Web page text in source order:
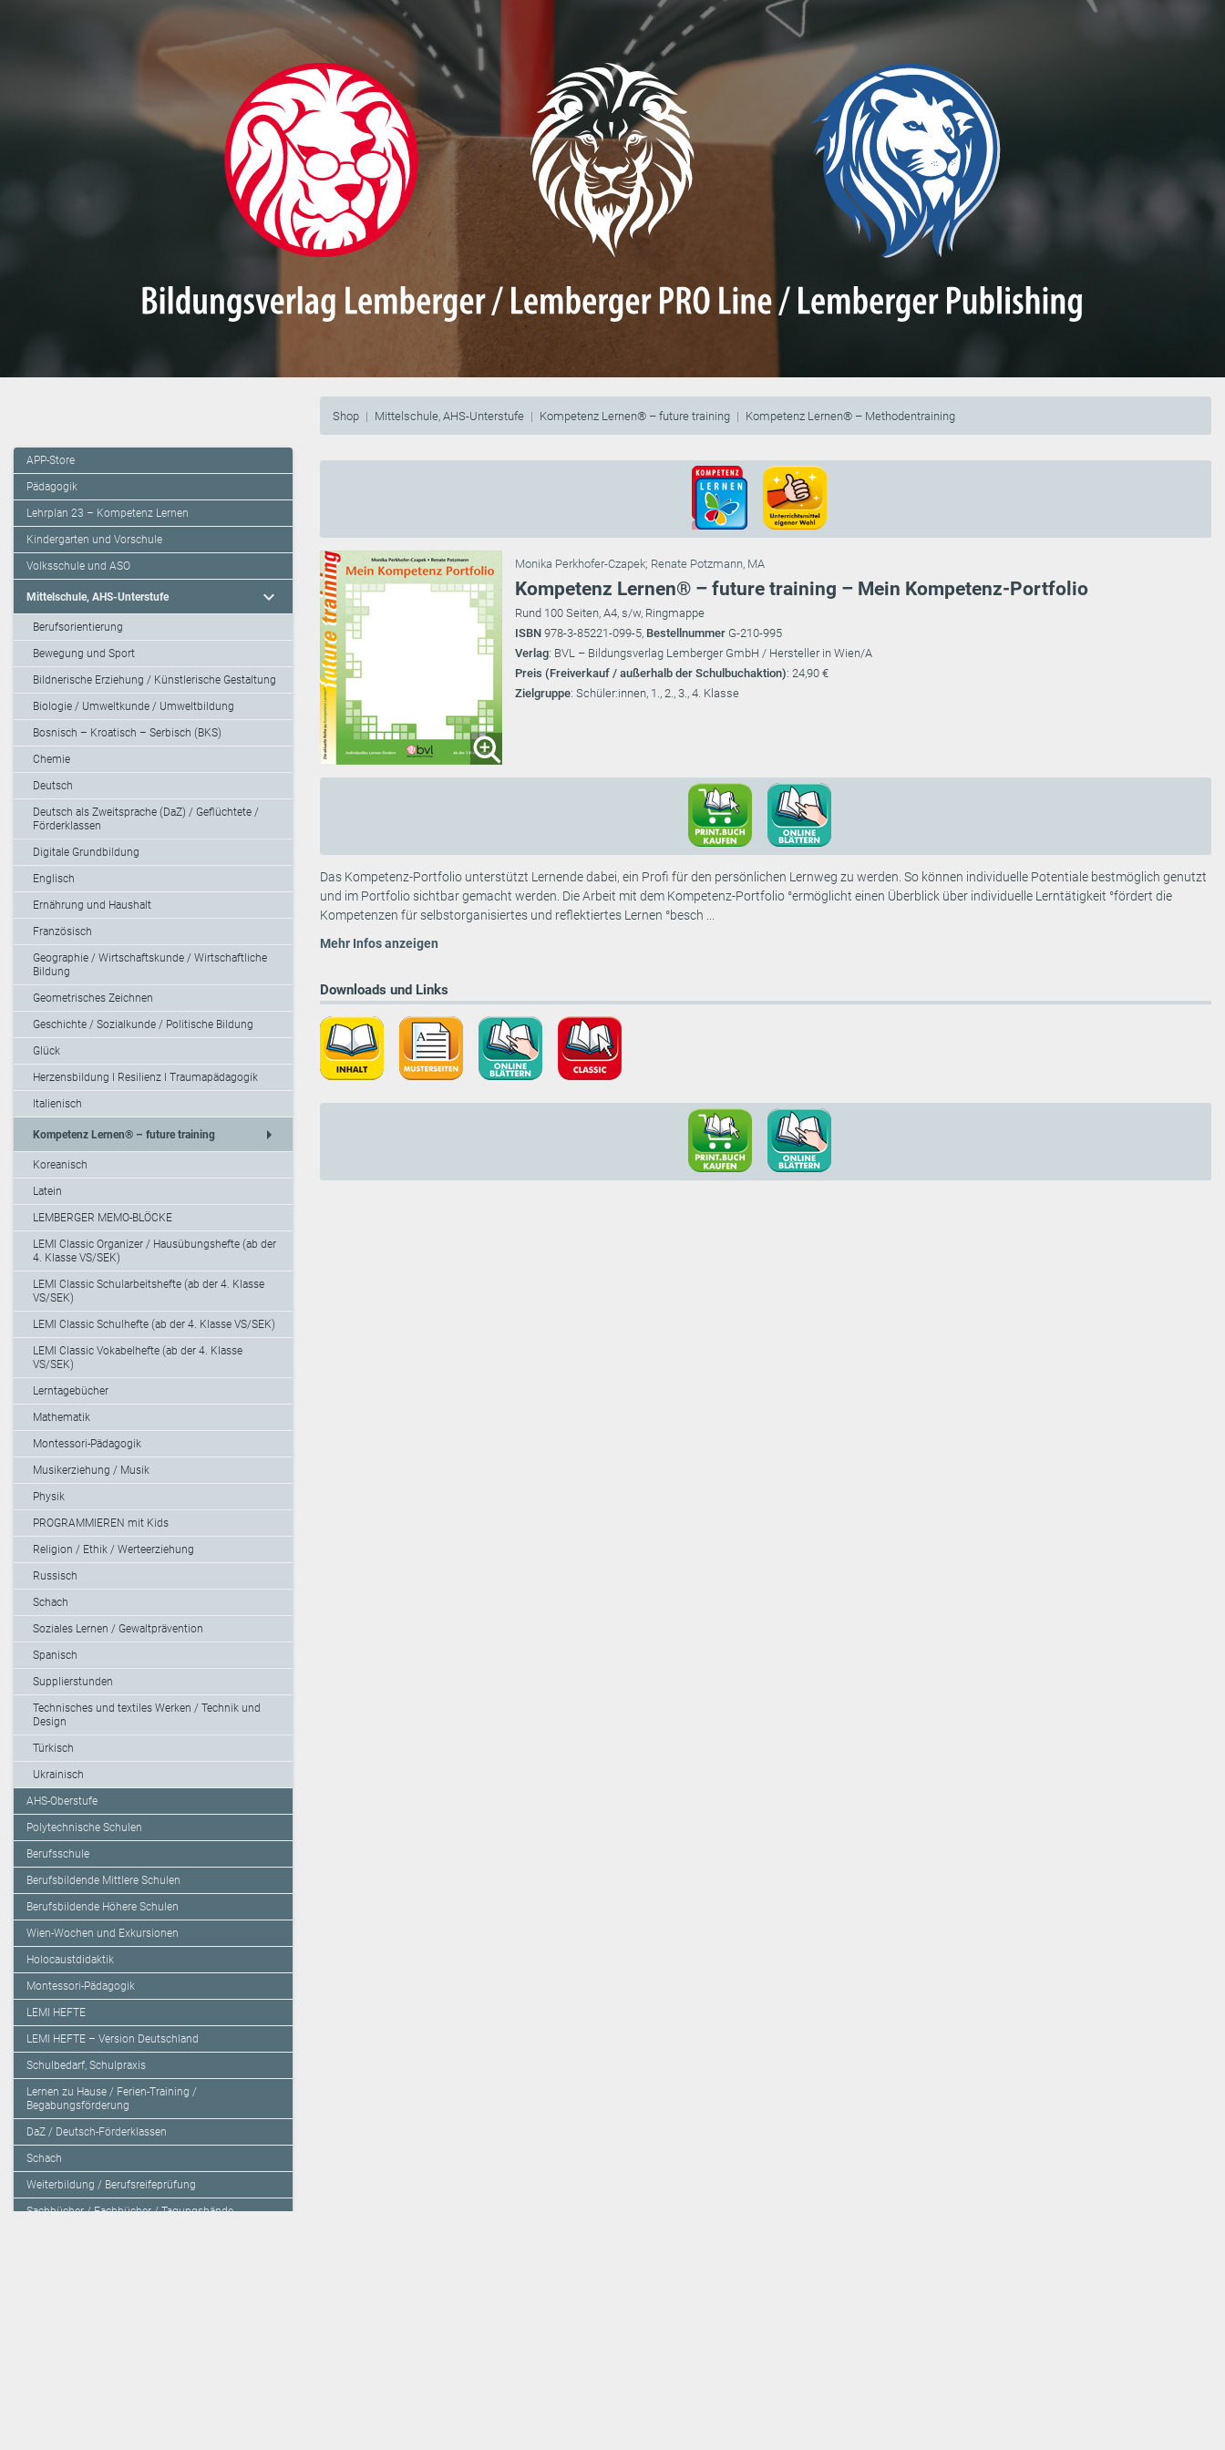
Shop Mittelschule, AHS-Unterstufe Kompetenz Lernen® – future training Kompetenz Lernen® – Methodentraining
APP-Store
Pädagogik
Lehrplan 23 – Kompetenz Lernen
Kindergarten und Vorschule
Volksschule und ASO
Mittelschule, AHS-Unterstufe expand_more
Berufsorientierung
Bewegung und Sport
Bildnerische Erziehung / Künstlerische Gestaltung
Biologie / Umweltkunde / Umweltbildung
Bosnisch – Kroatisch – Serbisch (BKS)
Chemie
Deutsch
Deutsch als Zweitsprache (DaZ) / Geflüchtete /
Förderklassen
Digitale Grundbildung
Englisch
Ernährung und Haushalt
Französisch
Geographie / Wirtschaftskunde / Wirtschaftliche
Bildung
Geometrisches Zeichnen
Geschichte / Sozialkunde / Politische Bildung
Glück
Herzensbildung I Resilienz I Traumapädagogik
Italienisch
Kompetenz Lernen® – future training arrow_right
Koreanisch
Latein
LEMBERGER MEMO-BLÖCKE
LEMI Classic Organizer / Hausübungshefte (ab der
4. Klasse VS/SEK)
LEMI Classic Schularbeitshefte (ab der 4. Klasse
VS/SEK)
LEMI Classic Schulhefte (ab der 4. Klasse VS/SEK)
LEMI Classic Vokabelhefte (ab der 4. Klasse
VS/SEK)
Lerntagebücher
Mathematik
Montessori-Pädagogik
Musikerziehung / Musik
Physik
PROGRAMMIEREN mit Kids
Religion / Ethik / Werteerziehung
Russisch
Schach
Soziales Lernen / Gewaltprävention
Spanisch
Supplierstunden
Technisches und textiles Werken / Technik und
Design
Türkisch
Ukrainisch
AHS-Oberstufe
Polytechnische Schulen
Berufsschule
Berufsbildende Mittlere Schulen
Berufsbildende Höhere Schulen
Wien-Wochen und Exkursionen
Holocaustdidaktik
Montessori-Pädagogik
LEMI HEFTE
LEMI HEFTE – Version Deutschland
Schulbedarf, Schulpraxis
Lernen zu Hause / Ferien-Training /
Begabungsförderung
DaZ / Deutsch-Förderklassen
Schach
Weiterbildung / Berufsreifeprüfung
Sachbücher / Fachbücher / Tagungsbände
Monika Perkhofer-Czapek; Renate Potzmann, MA
Kompetenz Lernen® – future training – Mein Kompetenz-Portfolio
Rund 100 Seiten, A4, s/w, Ringmappe
ISBN 978-3-85221-099-5, Bestellnummer G-210-995
Verlag: BVL – Bildungsverlag Lemberger GmbH / Hersteller in Wien/A
Preis (Freiverkauf / außerhalb der Schulbuchaktion): 24,90 €
Zielgruppe: Schüler:innen, 1., 2., 3., 4. Klasse
Das Kompetenz-Portfolio unterstützt Lernende dabei, ein Profi für den persönlichen Lernweg zu werden. So können individuelle Potentiale bestmöglich genutzt
und im Portfolio sichtbar gemacht werden. Die Arbeit mit dem Kompetenz-Portfolio °ermöglicht einen Überblick über individuelle Lerntätigkeit °fördert die
Kompetenzen für selbstorganisiertes und reflektiertes Lernen °besch ...
Mehr Infos anzeigen
Downloads und Links